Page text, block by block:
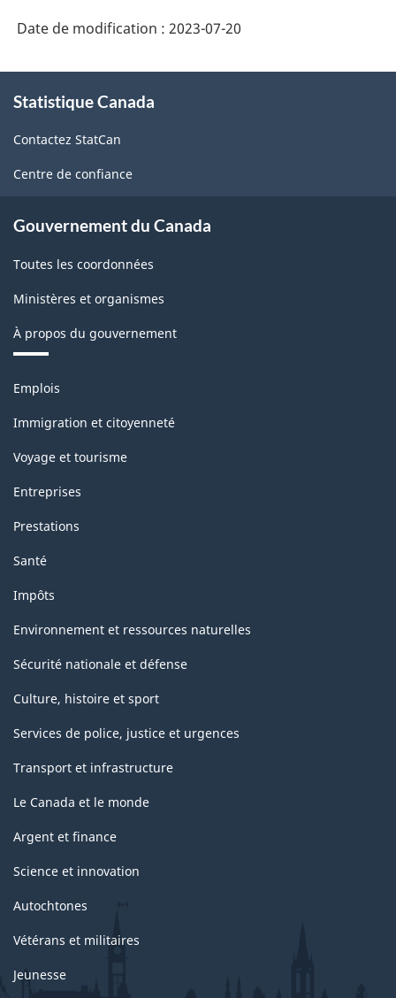
du
Nord
(SCPAN)
2022
version
-
Structure
de
la
classification
Date de modification : 2023-07-20
propos
ce
site
Statistique Canada
Contactez StatCan
Centre de confiance
Gouvernement du Canada
Toutes les coordonnées
Ministères et organismes
À propos du gouvernement
Thèmes
sujets
Emplois
Immigration et citoyenneté
Voyage et tourisme
Entreprises
Prestations
Santé
Impôts
Environnement et ressources naturelles
Sécurité nationale et défense
Culture, histoire et sport
Services de police, justice et urgences
Transport et infrastructure
Le Canada et le monde
Argent et finance
Science et innovation
Autochtones
Vétérans et militaires
Jeunesse